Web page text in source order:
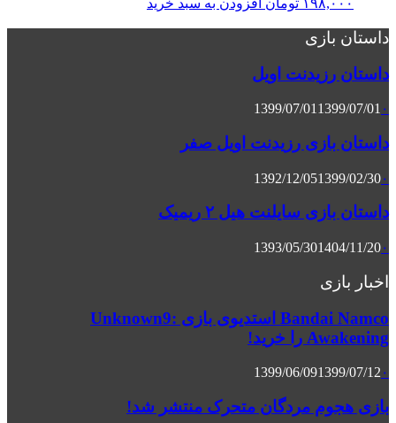
۱۹۸,۰۰۰ تومان افزودن به سبد خرید
داستان بازی
داستان رزیدنت اویل
1399/07/01 1399/07/01 ۰
داستان بازی رزیدنت اویل صفر
1392/12/051399/02/30۰
داستان بازی سایلنت هیل ۲ ریمیک
1393/05/301404/11/20۰
اخبار بازی
Bandai Namco استدیوی بازی Unknown9:
Awakening را خرید!
1399/06/091399/07/12 ۰
بازی هجوم مردگان متحرک منتشر شد!